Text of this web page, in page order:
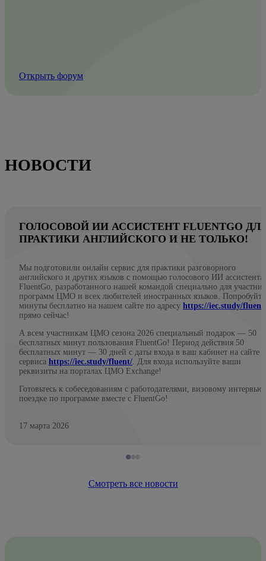
Открыть форум
НОВОСТИ
ГОЛОСОВОЙ ИИ АССИСТЕНТ FLUENTGO
ПРАКТИКИ АНГЛИЙСКОГО И НЕ ТОЛЬКО!
Мы подготовили онлайн сервис для практики разговорного
английского и других языков с помощью голосового ИИ ассистента
FluentGo, разработанного нашей командой специально для
программ ЦМО и всех любителей иностранных языков.
минуты бесплатно на нашем сайте по адресу https://iec.study/fluent/
прямо сейчас!
А всем участникам ЦМО сезона 2026 специальный подарок — 50
бесплатных минут пользования FluentGo! Период действия 50
бесплатных минут — 30 дней с даты входа в ваш кабинет на сайте
сервиса https://iec.study/fluent/. Для входа используйте ваши
реквизиты на порталах ЦМО Exchange!
Готовьтесь к собеседованиям с работодателями, визовому интервью
поездке по программе вместе с FluentGo!
17 марта 2026
Смотреть все новости